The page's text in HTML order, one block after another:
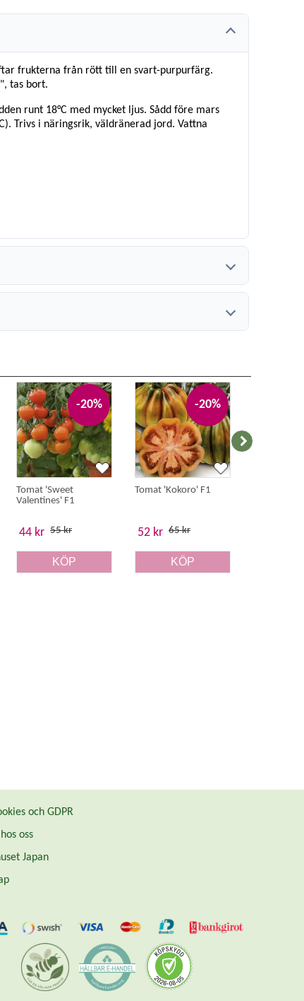
frukterna från rött till en svart-purpurfärg.
tas bort.
runt 18°C med mycket ljus. Sådd före mars
Trivs i näringsrik, väldränerad jord. Vattna
-20%
Tomat 'Sweet
Valentines' F1
44 kr 55 kr
KÖP
-20%
Tomat 'Kokoro' F1
52 kr 65 kr
KÖP
och GDPR
oss
Japan